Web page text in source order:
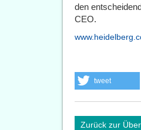
den
CEO.
tweet
Zurück zur